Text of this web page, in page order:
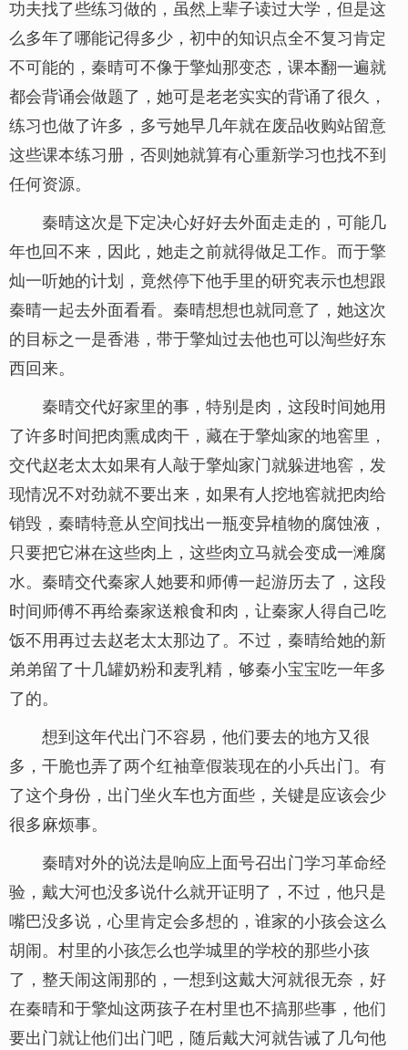
功夫找了些练习做的，虽然上辈子读过大学，但是这
么多年了哪能记得多少，初中的知识点全不复习肯定
不可能的，秦晴可不像于擎灿那变态，课本翻一遍就
都会背诵会做题了，她可是老老实实的背诵了很久，
练习也做了许多，多亏她早几年就在废品收购站留意
这些课本练习册，否则她就算有心重新学习也找不到
任何资源。
秦晴这次是下定决心好好去外面走走的，可能几
年也回不来，因此，她走之前就得做足工作。而于擎
灿一听她的计划，竟然停下他手里的研究表示也想跟
秦晴一起去外面看看。秦晴想想也就同意了，她这次
的目标之一是香港，带于擎灿过去他也可以淘些好东
西回来。
秦晴交代好家里的事，特别是肉，这段时间她用
了许多时间把肉熏成肉干，藏在于擎灿家的地窖里，
交代赵老太太如果有人敲于擎灿家门就躲进地窖，发
现情况不对劲就不要出来，如果有人挖地窖就把肉给
销毁，秦晴特意从空间找出一瓶变异植物的腐蚀液，
只要把它淋在这些肉上，这些肉立马就会变成一滩腐
水。秦晴交代秦家人她要和师傅一起游历去了，这段
时间师傅不再给秦家送粮食和肉，让秦家人得自己吃
饭不用再过去赵老太太那边了。不过，秦晴给她的新
弟弟留了十几罐奶粉和麦乳精，够秦小宝宝吃一年多
了的。
想到这年代出门不容易，他们要去的地方又很
多，干脆也弄了两个红袖章假装现在的小兵出门。有
了这个身份，出门坐火车也方面些，关键是应该会少
很多麻烦事。
秦晴对外的说法是响应上面号召出门学习革命经
验，戴大河也没多说什么就开证明了，不过，他只是
嘴巴没多说，心里肯定会多想的，谁家的小孩会这么
胡闹。村里的小孩怎么也学城里的学校的那些小孩
了，整天闹这闹那的，一想到这戴大河就很无奈，好
在秦晴和于擎灿这两孩子在村里也不搞那些事，他们
要出门就让他们出门吧，随后戴大河就告诫了几句他